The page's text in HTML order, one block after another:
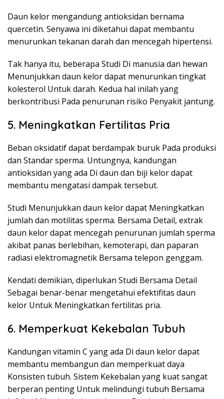
Daun kelor mengandung antioksidan bernama
quercetin. Senyawa ini diketahui dapat membantu
menurunkan tekanan darah dan mencegah hipertensi.
Tak hanya itu, beberapa Studi Di manusia dan hewan
Menunjukkan daun kelor dapat menurunkan tingkat
kolesterol Untuk darah. Kedua hal inilah yang
berkontribusi Pada penurunan risiko Penyakit jantung.
5. Meningkatkan Fertilitas Pria
Beban oksidatif dapat berdampak buruk Pada produksi
dan Standar sperma. Untungnya, kandungan
antioksidan yang ada Di daun dan biji kelor dapat
membantu mengatasi dampak tersebut.
Studi Menunjukkan daun kelor dapat Meningkatkan
jumlah dan motilitas sperma. Bersama Detail, extrak
daun kelor dapat mencegah penurunan jumlah sperma
akibat panas berlebihan, kemoterapi, dan paparan
radiasi elektromagnetik Bersama telepon genggam.
Kendati demikian, diperlukan Studi Bersama Detail
Sebagai benar-benar mengetahui efektifitas daun
kelor Untuk Meningkatkan fertilitas pria.
6. Memperkuat Kekebalan Tubuh
Kandungan vitamin C yang ada Di daun kelor dapat
membantu membangun dan memperkuat daya
Konsisten tubuh. Sistem Kekebalan yang kuat sangat
berperan penting Untuk melindungi tubuh Bersama